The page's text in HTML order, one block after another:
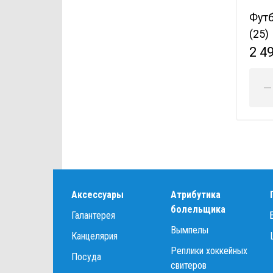
(25)
2
Аксессуары
Галантерея
Канцелярия
Посуда
Атрибутика
болельщика
Вымпелы
Реплики хоккейных
свитеров